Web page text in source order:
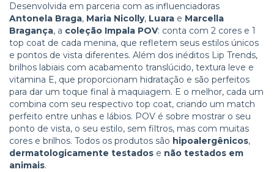
Desenvolvida em parceria com as influenciadoras
Antonela Braga, Maria Nicolly, Luara e Marcella
Bragança, a coleção Impala POV: conta com 2 cores e 1
top coat de cada menina, que refletem seus estilos únicos
e pontos de vista diferentes. Além dos inéditos Lip Trends,
brilhos labiais com acabamento translúcido, textura leve e
vitamina E, que proporcionam hidratação e são perfeitos
para dar um toque final à maquiagem. E o melhor, cada um
combina com seu respectivo top coat, criando um match
perfeito entre unhas e lábios. POV é sobre mostrar o seu
ponto de vista, o seu estilo, sem filtros, mas com muitas
cores e brilhos. Todos os produtos são hipoalergênicos,
dermatologicamente testados e não testados em
animais.